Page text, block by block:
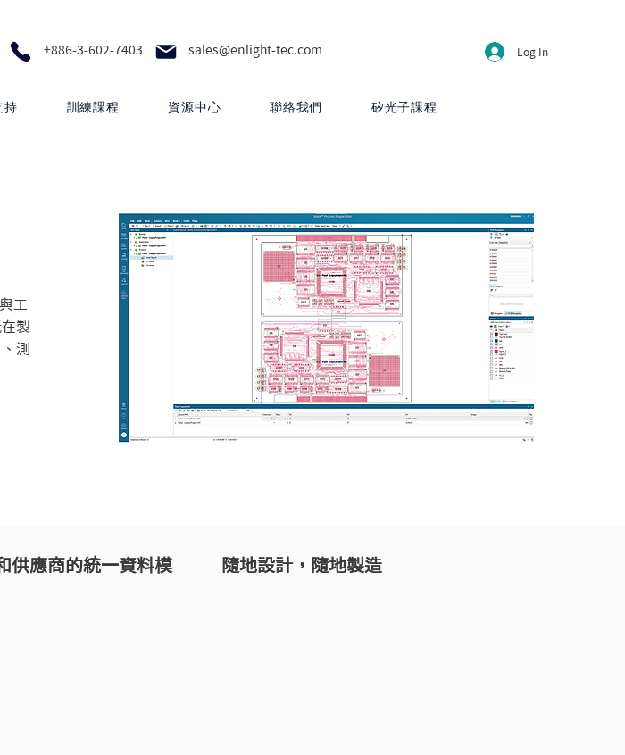
+886-3-602-7403 sales@enlight-tec.com Log In
持 訓練課程 資源中心 聯絡我們 矽光子課程
工
製
測
供應商的統一資料模
隨地設計，隨地製造